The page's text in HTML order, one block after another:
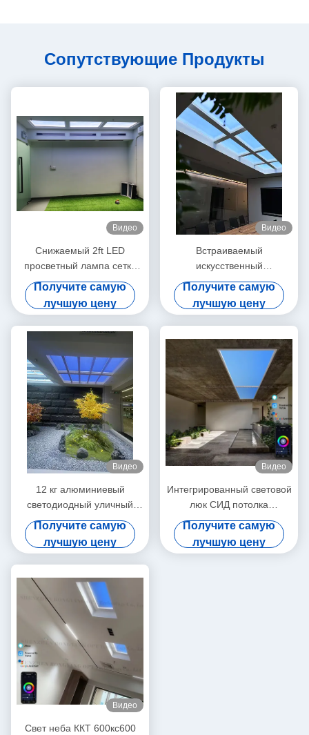
Сопутствующие Продукты
Видео
Снижаемый 2ft LED
просветный лампа сетка
5.0 DALI и 0-10V 150W
5000lm+ Широкий диапазон
CCT режимы сцены
Получите самую
лучшую цену
Видео
Встраиваемый
искусственный
светодиодный светильник
дневного света белого
цвета, 12 кг, для
коммерческого
использования
Получите самую
лучшую цену
Видео
12 кг алюминиевый
светодиодный уличный
фонарь L600*W600*H220
мм Идеально подходит для
энергосберегающего
наружного освещения
Получите самую
лучшую цену
Видео
Интегрированный световой
люк СИД потолка
искусственный утопленный
контроль ККТ 6500К Алекса
Туя
Получите самую
лучшую цену
Видео
Свет неба ККТ 600кс600